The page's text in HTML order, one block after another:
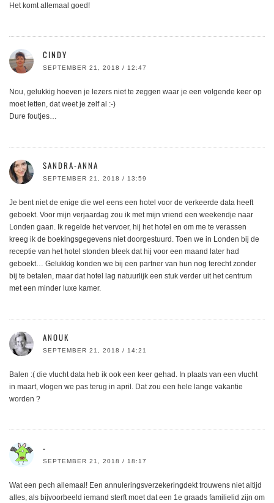
Het komt allemaal goed!
CINDY
SEPTEMBER 21, 2018 / 12:47
Nou, gelukkig hoeven je lezers niet te zeggen waar je een volgende keer op
moet letten, dat weet je zelf al :-)
Dure foutjes…
SANDRA-ANNA
SEPTEMBER 21, 2018 / 13:59
Je bent niet de enige die wel eens een hotel voor de verkeerde data heeft
geboekt. Voor mijn verjaardag zou ik met mijn vriend een weekendje naar
Londen gaan. Ik regelde het vervoer, hij het hotel en om me te verassen
kreeg ik de boekingsgegevens niet doorgestuurd. Toen we in Londen bij de
receptie van het hotel stonden bleek dat hij voor een maand later had
geboekt… Gelukkig konden we bij een partner van hun nog terecht zonder
bij te betalen, maar dat hotel lag natuurlijk een stuk verder uit het centrum
met een minder luxe kamer.
ANOUK
SEPTEMBER 21, 2018 / 14:21
Balen :( die vlucht data heb ik ook een keer gehad. In plaats van een vlucht
in maart, vlogen we pas terug in april. Dat zou een hele lange vakantie
worden ?
-
SEPTEMBER 21, 2018 / 18:17
Wat een pech allemaal! Een annuleringsverzekeringdekt trouwens niet altijd
alles, als bijvoorbeeld iemand sterft moet dat een 1e graads familielid zijn om